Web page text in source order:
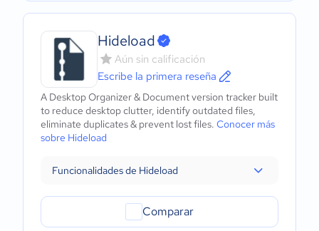
Hideload
Aún sin calificación
Escribe la primera reseña
A Desktop Organizer & Document version tracker built
to reduce desktop clutter, identify outdated files,
eliminate duplicates & prevent lost files. Conocer más
sobre Hideload
Funcionalidades de Hideload
Comparar